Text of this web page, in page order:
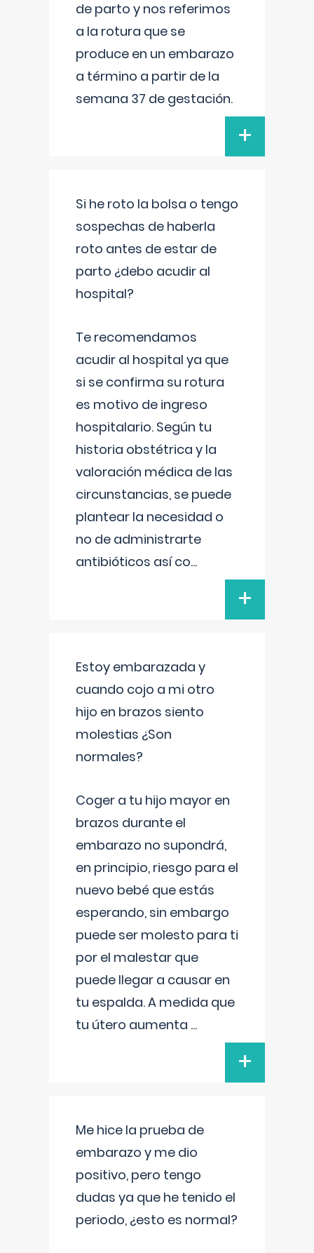
de parto y nos referimos
a la rotura que se
produce en un embarazo
a término a partir de la
semana 37 de gestación.
+
Si he roto la bolsa o tengo
sospechas de haberla
roto antes de estar de
parto ¿debo acudir al
hospital?
Te recomendamos
acudir al hospital ya que
si se confirma su rotura
es motivo de ingreso
hospitalario. Según tu
historia obstétrica y la
valoración médica de las
circunstancias, se puede
plantear la necesidad o
no de administrarte
antibióticos así co...
+
Estoy embarazada y
cuando cojo a mi otro
hijo en brazos siento
molestias ¿Son
normales?
Coger a tu hijo mayor en
brazos durante el
embarazo no supondrá,
en principio, riesgo para el
nuevo bebé que estás
esperando, sin embargo
puede ser molesto para ti
por el malestar que
puede llegar a causar en
tu espalda. A medida que
tu útero aumenta ...
+
Me hice la prueba de
embarazo y me dio
positivo, pero tengo
dudas ya que he tenido el
periodo, ¿esto es normal?